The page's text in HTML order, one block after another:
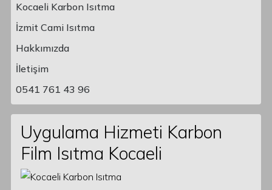
Main Navigation
Kocaeli Karbon Isıtma
İzmit Cami Isıtma
Hakkımızda
İletişim
0541 761 43 96
Uygulama Hizmeti Karbon
Film Isıtma Kocaeli